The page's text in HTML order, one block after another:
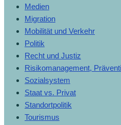
Medien
Migration
Mobilität und Verkehr
Politik
Recht und Justiz
Risikomanagement,
Sozialsystem
Staat vs. Privat
Standortpolitik
Tourismus